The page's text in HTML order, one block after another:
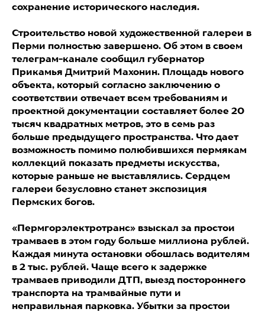
сохранение исторического наследия.
Строительство новой художественной галереи в
Перми полностью завершено. Об этом в своем
телеграм-канале сообщил губернатор
Прикамья Дмитрий Махонин. Площадь нового
объекта, который согласно заключению о
соответствии отвечает всем требованиям и
проектной документации составляет более 20
тысяч квадратных метров, это в семь раз
больше предыдущего пространства. Что дает
возможность помимо полюбившихся пермякам
коллекций показать предметы искусства,
которые раньше не выставлялись. Сердцем
галереи безусловно станет экспозиция
Пермских богов.
«Пермгорэлектротранс» взыскал за простои
трамваев в этом году больше миллиона рублей.
Каждая минута остановки обошлась водителям
в 2 тыс. рублей. Чаще всего к задержке
трамваев приводили ДТП, выезд постороннего
транспорта на трамвайные пути и
неправильная парковка. Убытки за простои